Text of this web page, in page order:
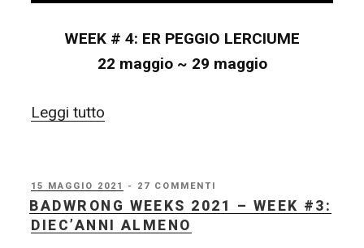
WEEK # 4: ER PEGGIO LERCIUME
22 maggio ~ 29 maggio
Leggi tutto
–
WEEK
#4:
PUBBLICATO
IL
15 MAGGIO 2021 - 27 COMMENTI
BADWRONG WEEKS 2021 – WEEK #3:
DIEC’ANNI ALMENO